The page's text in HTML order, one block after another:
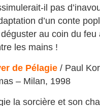
il pas
d’un conte
au coin du
les mains !
de Pélagie / Paul
– Milan, 1998
la sorcière et son